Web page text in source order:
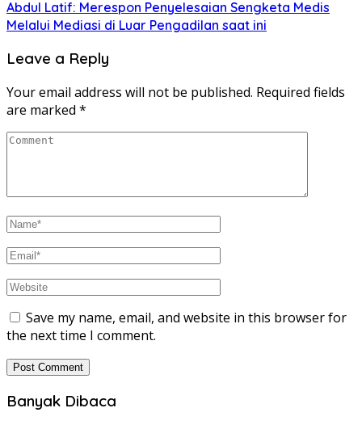
Abdul Latif: Merespon Penyelesaian Sengketa Medis
Melalui Mediasi di Luar Pengadilan saat ini
Leave a Reply
Your email address will not be published. Required fields
are marked *
Save my name, email, and website in this browser for
the next time I comment.
Banyak Dibaca